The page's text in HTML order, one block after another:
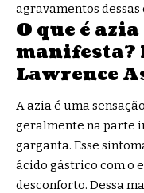
agravamentos dessas
O que é azia
manifesta?
Lawrence
A azia é uma
geralmente na parte
garganta. Esse
ácido gástrico com o
desconforto. Dessa